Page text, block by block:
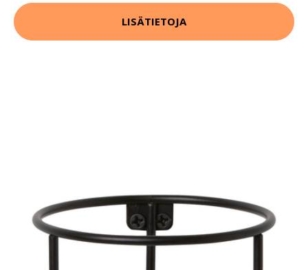
LISÄTIETOJA